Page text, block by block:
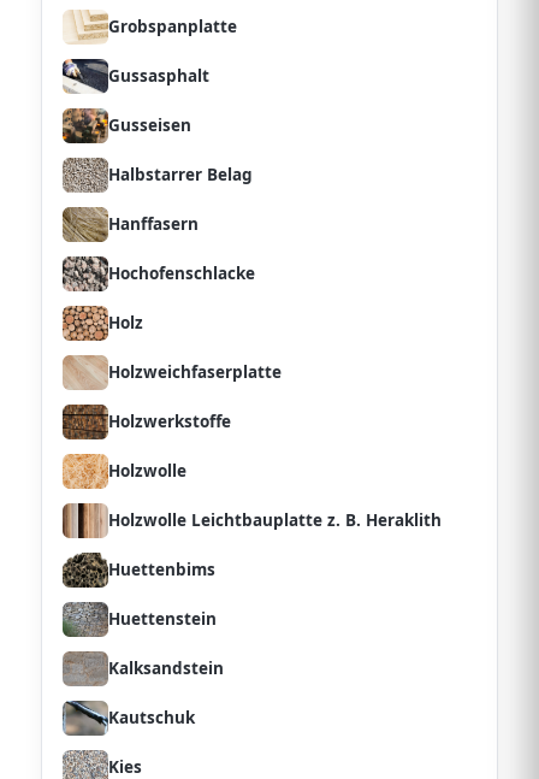
Grobspanplatte
Gussasphalt
Gusseisen
Halbstarrer Belag
Hanffasern
Hochofenschlacke
Holz
Holzweichfaserplatte
Holzwerkstoffe
Holzwolle
Holzwolle Leichtbauplatte z. B. Heraklith
Huettenbims
Huettenstein
Kalksandstein
Kautschuk
Kies